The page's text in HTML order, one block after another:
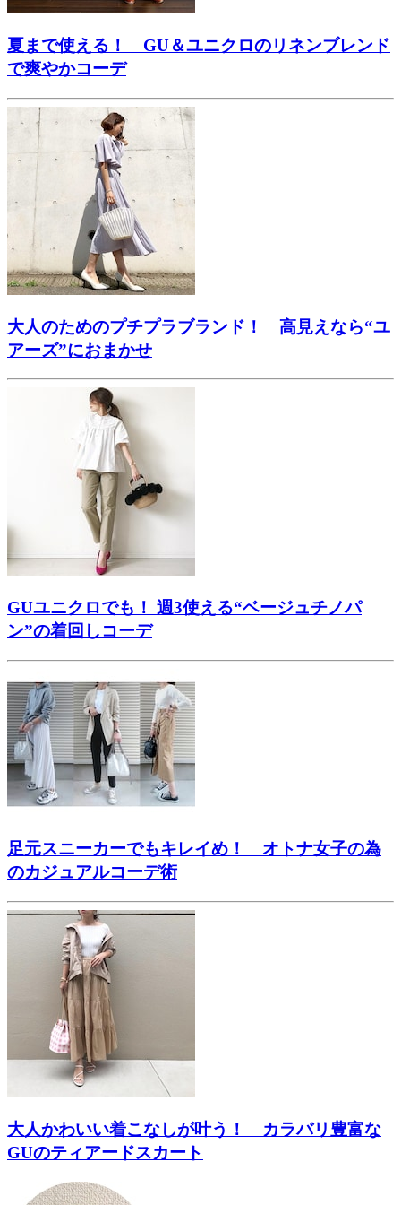
夏まで使える！ GU＆ユニクロのリネンブレンド
で爽やかコーデ
大人のためのプチプラブランド！ 高見えなら“ユ
アーズ”におまかせ
GUユニクロでも！ 週3使える“ベージュチノパ
ン”の着回しコーデ
足元スニーカーでもキレイめ！ オトナ女子の為
のカジュアルコーデ術
大人かわいい着こなしが叶う！ カラバリ豊富な
GUのティアードスカート